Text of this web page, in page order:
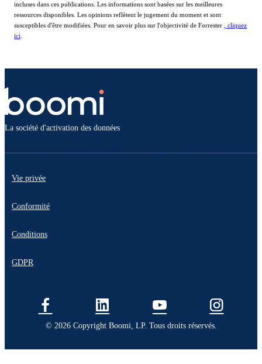
incluses dans ces publications. Les informations sont basées sur les meilleures
ressources disponibles. Les opinions reflètent le jugement du moment et sont
susceptibles d'être modifiées. Pour en savoir plus sur l'objectivité de Forrester , cliquez
ici.
La société d'activation des données
Vie privée
Conformité
Conditions
GDPR
© 2026 Copyright Boomi, LP. Tous droits réservés.